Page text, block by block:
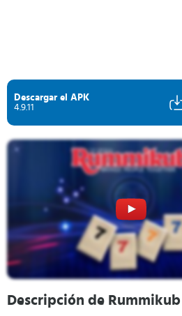
Descargar el APK
4.9.11
Descripción de Rummikub